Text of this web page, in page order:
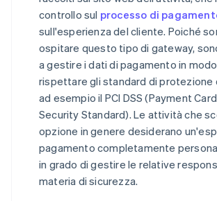
controllo suI processo di
sull'esperienza del cliente. Poiché
ospitare questo tipo di gateway,
a gestire i dati di pagamento in
rispettare gli standard di protezione
ad esempio il PCI DSS (Payment
Security Standard). Le attività che
opzione in genere desiderano
pagamento completamente
in grado di gestire le relative
materia di sicurezza.